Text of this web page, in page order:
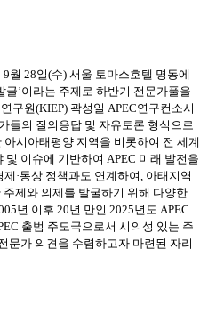
9월 28일(수) 서울 토마스호텔 명동에
굴’이라는 주제로 하반기 전문가풀을
구원(KIEP) 곽성일 APEC연구컨소시
들의 질의응답 및 자유토론 형식으로
아시아태평양 지역을 비롯하여 전 세계
및 이슈에 기반하여 APEC 미래 발전을
제 ·통상 정책과도 연계하여 아태지역
제와 의제를 발굴하기 위해 다양한
년 이후 20년 만인 2025년도 APEC
출범 주도국으로서 시의성 있는 주
문가 의견을 수렴하고자 마련된 자리